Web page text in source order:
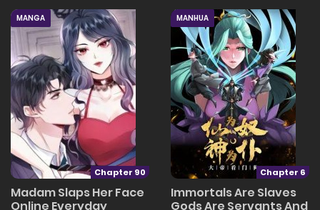
Chapter 90
MANGA
Madam Slaps Her Face
Online Everyday
Chapter 6
MANHUA
Immortals Are Slaves
Gods Are Servants And